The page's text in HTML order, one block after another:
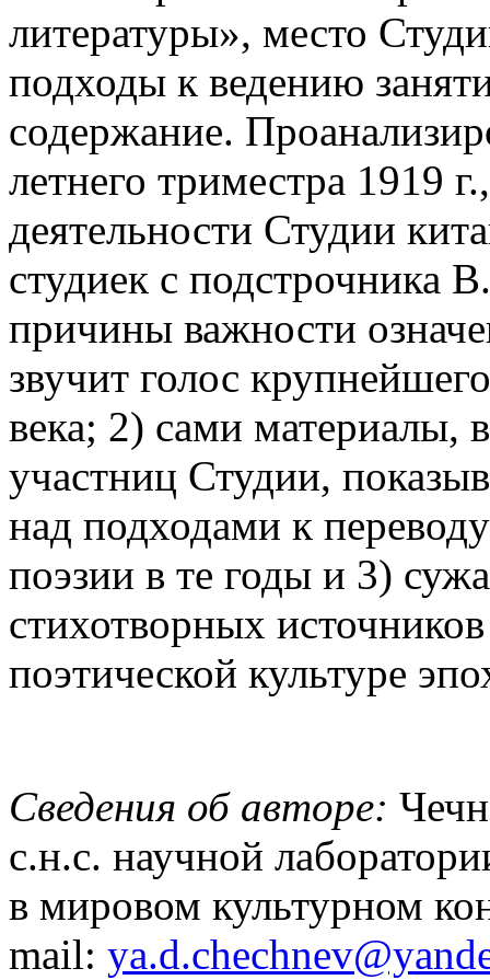
литературы», место
подходы к ведению
содержание.
летнего триместра 1919
деятельности Студии
студиек с подстрочника
причины важности
звучит голос
века; 2) сами материалы,
участниц Студии,
над подходами к
поэзии в те годы и 3)
стихотворных
поэтической культуре
Сведения об авторе:
с.н.с. научной
в мировом культурном
mail: